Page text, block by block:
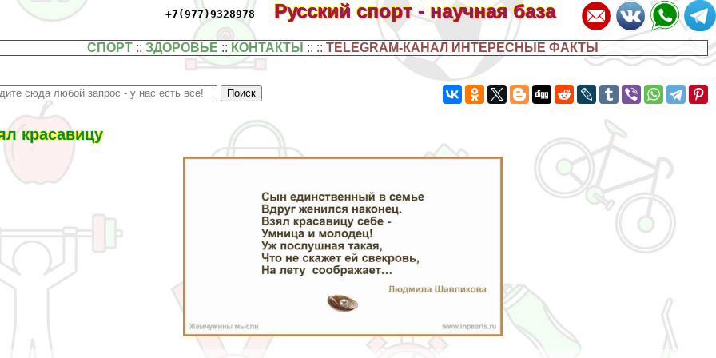
+7(977)9328978 Русский спорт - научная база
СПОРТ ::ЗДОРОВЬЕ :: КОНТАКТЫ :: ::TELEGRAM-КАНАЛ ИНТЕРЕСНЫЕ ФАКТЫ
красавицу